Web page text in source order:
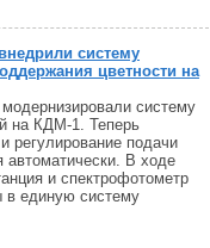
систему
цветности на
систему
на КДМ-1. Теперь
регулирование подачи
автоматически. В ходе
и спектрофотометр
в единую систему